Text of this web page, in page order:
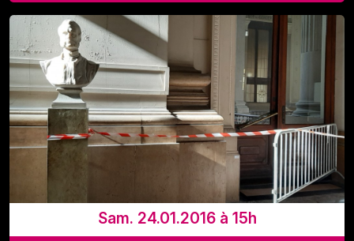
Les Halles de Schaerbeek
Sam. 24.01.2016 à 15h